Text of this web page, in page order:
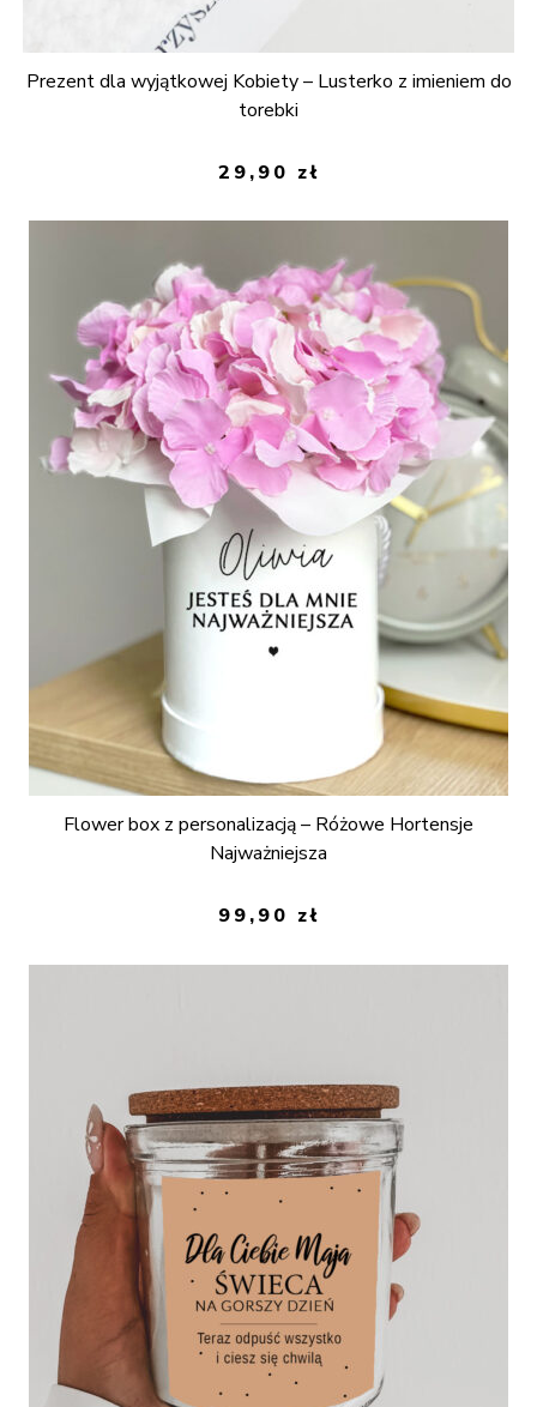
Prezent dla wyjątkowej Kobiety – Lusterko z imieniem do
torebki
29,90 zł
Flower box z personalizacją – Różowe Hortensje
Najważniejsza
99,90 zł